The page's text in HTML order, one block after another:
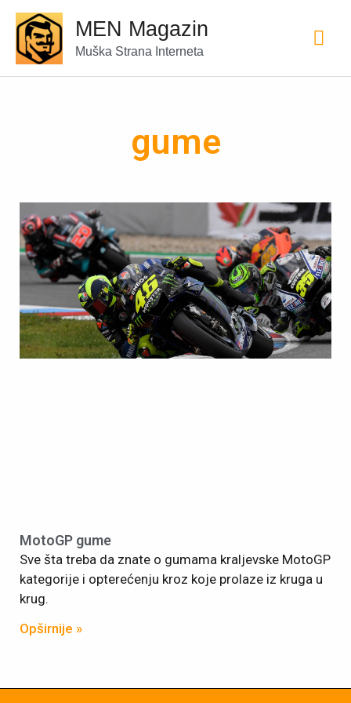
MEN Magazin
Muška Strana Interneta
gume
MotoGP gume
Sve šta treba da znate o gumama kraljevske MotoGP
kategorije i opterećenju kroz koje prolaze iz kruga u
krug.
Opširnije »